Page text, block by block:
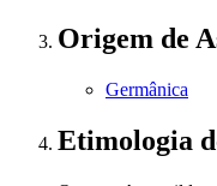
Origem de
Germânica
Etimologia